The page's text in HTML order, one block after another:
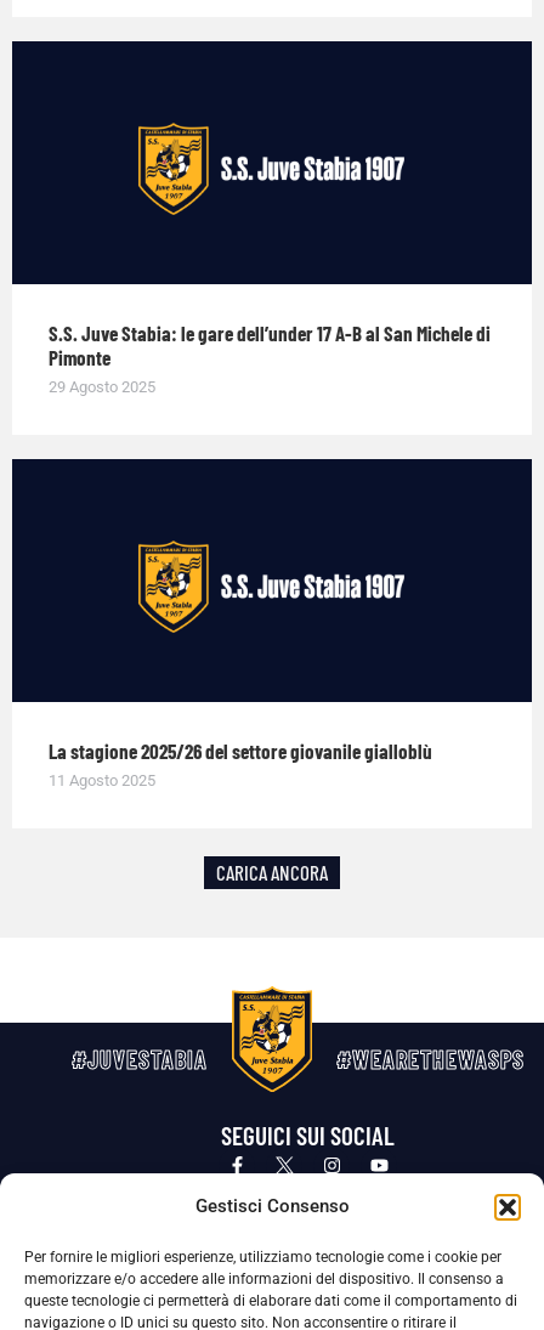
Gestisci Consenso
Per fornire le migliori esperienze, utilizziamo tecnologie come i cookie per
memorizzare e/o accedere alle informazioni del dispositivo. Il consenso a
queste tecnologie ci permetterà di elaborare dati come il comportamento di
navigazione o ID unici su questo sito. Non acconsentire o ritirare il
S.S. Juve Stabia: le gare dell’under 17 A-B al San Michele di
Pimonte
29 Agosto 2025
La stagione 2025/26 del settore giovanile gialloblù
11 Agosto 2025
CARICA ANCORA
#JUVESTABIA #WEARETHEWASPS
SEGUICI SUI SOCIAL
Privacy Policy Cookie Policy
La Società ha nominato il Responsabile della Protezione dei Dati Personali (DPO), figura specializzata che vigila sulle modalità
adottate dalla nostra Società per tutelare i Suoi dati personali.